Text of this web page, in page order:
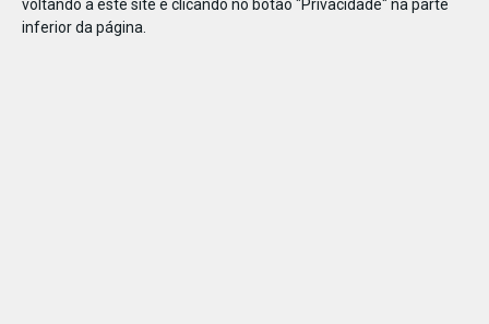
voltando a este site e clicando no botão "Privacidade" na parte
inferior da página.